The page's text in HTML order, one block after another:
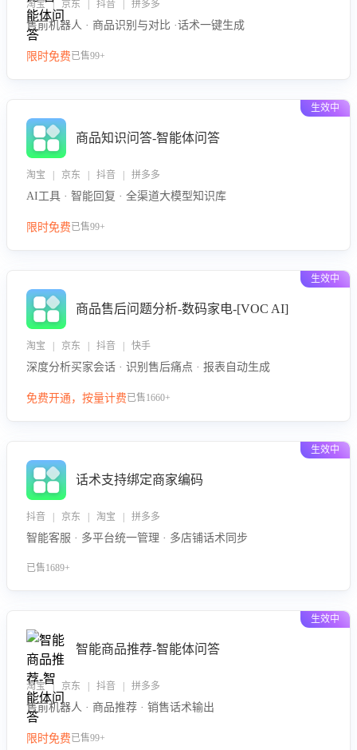
淘宝 | 京东 | 抖音 | 拼多多
售前机器人 · 商品识别与对比 ·话术一键生成
限时免费已售99+
生效中
商品知识问答-智能体问答
淘宝 | 京东 | 抖音 | 拼多多
AI工具 · 智能回复 · 全渠道大模型知识库
限时免费已售99+
生效中
商品售后问题分析-数码家电-[VOC AI]
淘宝 | 京东 | 抖音 | 快手
深度分析买家会话 · 识别售后痛点 · 报表自动生成
免费开通，按量计费已售1660+
生效中
话术支持绑定商家编码
抖音 | 京东 | 淘宝 | 拼多多
智能客服 · 多平台统一管理 · 多店铺话术同步
已售1689+
生效中
智能商品推荐-智能体问答
淘宝 | 京东 | 抖音 | 拼多多
售前机器人 · 商品推荐 · 销售话术输出
限时免费已售99+